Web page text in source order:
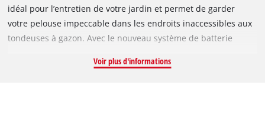
idéal pour l’entretien de votre jardin et permet de garder
votre pelouse impeccable dans les endroits inaccessibles aux
tondeuses à gazon. Avec le nouveau système de batterie
fonctionne avec 2 batteries de 18 V pour les longues sessions
Voir plus d'informations